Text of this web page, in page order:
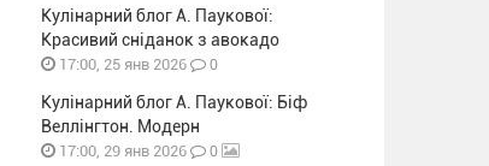
Кулінарний блог А. Паукової:
Красивий сніданок з авокадо
17:00, 25 янв 2026 0
Кулінарний блог А. Паукової: Біф
Веллінгтон. Модерн
17:00, 29 янв 2026 0